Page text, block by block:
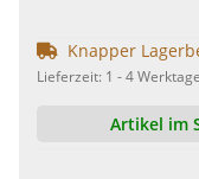
Knapper
Lieferzeit: 1 - 4 Werktage
Artikel im